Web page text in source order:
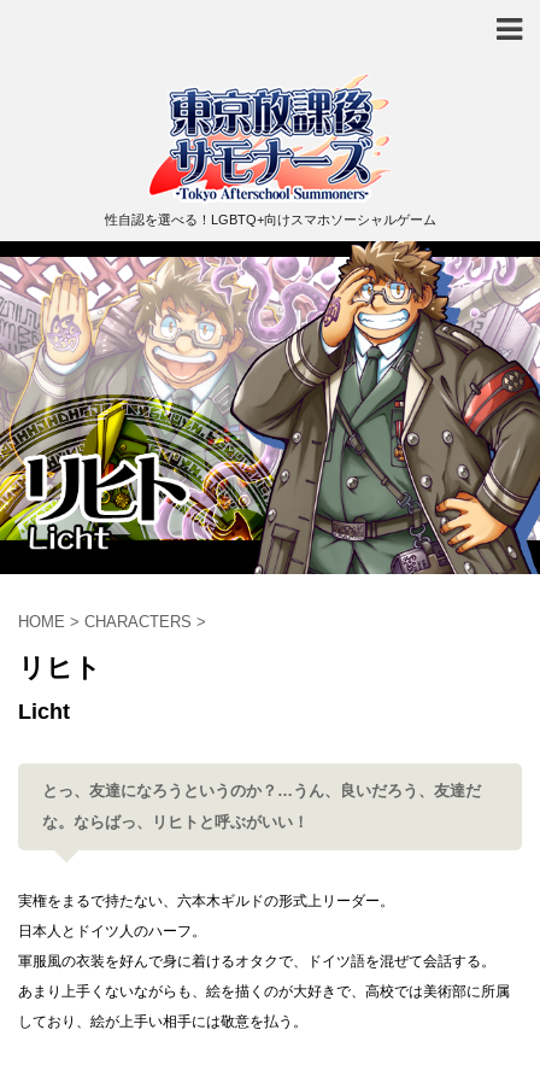
性自認を選べる！LGBTQ+向けスマホソーシャルゲーム
HOME > CHARACTERS >
リヒト
Licht
とっ、友達になろうというのか？…うん、良いだろう、友達だ
な。ならばっ、リヒトと呼ぶがいい！
実権をまるで持たない、六本木ギルドの形式上リーダー。
日本人とドイツ人のハーフ。
軍服風の衣装を好んで身に着けるオタクで、ドイツ語を混ぜて会話する。
あまり上手くないながらも、絵を描くのが大好きで、高校では美術部に所属
しており、絵が上手い相手には敬意を払う。